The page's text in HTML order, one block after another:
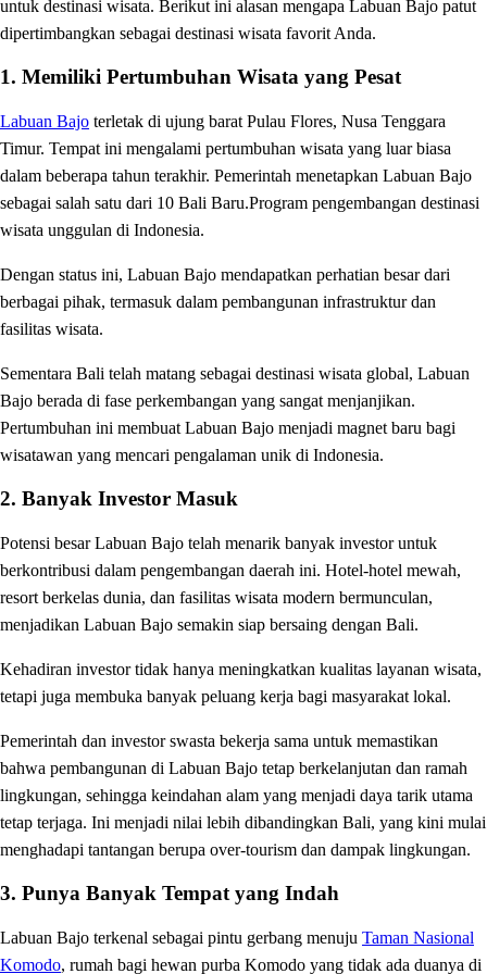
untuk destinasi wisata. Berikut ini alasan mengapa Labuan Bajo patut
dipertimbangkan sebagai destinasi wisata favorit Anda.
1. Memiliki Pertumbuhan Wisata yang Pesat
Labuan Bajo terletak di ujung barat Pulau Flores, Nusa Tenggara
Timur. Tempat ini mengalami pertumbuhan wisata yang luar biasa
dalam beberapa tahun terakhir. Pemerintah menetapkan Labuan Bajo
sebagai salah satu dari 10 Bali Baru.Program pengembangan destinasi
wisata unggulan di Indonesia.
Dengan status ini, Labuan Bajo mendapatkan perhatian besar dari
berbagai pihak, termasuk dalam pembangunan infrastruktur dan
fasilitas wisata.
Sementara Bali telah matang sebagai destinasi wisata global, Labuan
Bajo berada di fase perkembangan yang sangat menjanjikan.
Pertumbuhan ini membuat Labuan Bajo menjadi magnet baru bagi
wisatawan yang mencari pengalaman unik di Indonesia.
2. Banyak Investor Masuk
Potensi besar Labuan Bajo telah menarik banyak investor untuk
berkontribusi dalam pengembangan daerah ini. Hotel-hotel mewah,
resort berkelas dunia, dan fasilitas wisata modern bermunculan,
menjadikan Labuan Bajo semakin siap bersaing dengan Bali.
Kehadiran investor tidak hanya meningkatkan kualitas layanan wisata,
tetapi juga membuka banyak peluang kerja bagi masyarakat lokal.
Pemerintah dan investor swasta bekerja sama untuk memastikan
bahwa pembangunan di Labuan Bajo tetap berkelanjutan dan ramah
lingkungan, sehingga keindahan alam yang menjadi daya tarik utama
tetap terjaga. Ini menjadi nilai lebih dibandingkan Bali, yang kini mulai
menghadapi tantangan berupa over-tourism dan dampak lingkungan.
3. Punya Banyak Tempat yang Indah
Labuan Bajo terkenal sebagai pintu gerbang menuju Taman Nasional
Komodo, rumah bagi hewan purba Komodo yang tidak ada duanya di